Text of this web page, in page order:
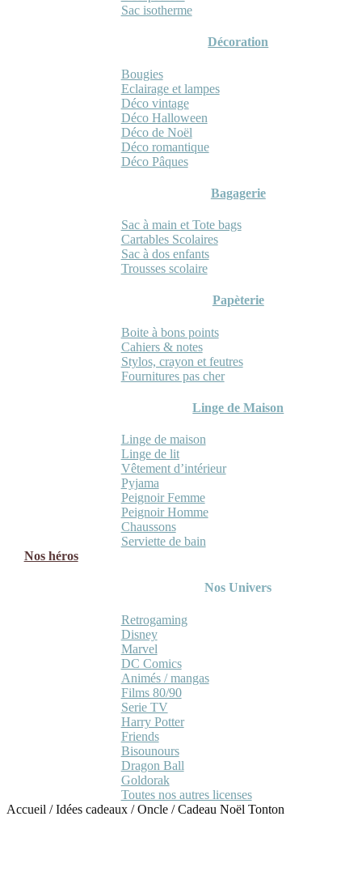
Sac isotherme
Décoration
Bougies
Eclairage et lampes
Déco vintage
Déco Halloween
Déco de Noël
Déco romantique
Déco Pâques
Bagagerie
Sac à main et Tote bags
Cartables Scolaires
Sac à dos enfants
Trousses scolaire
Papèterie
Boite à bons points
Cahiers & notes
Stylos, crayon et feutres
Fournitures pas cher
Linge de Maison
Linge de maison
Linge de lit
Vêtement d’intérieur
Pyjama
Peignoir Femme
Peignoir Homme
Chaussons
Serviette de bain
Nos héros
Nos Univers
Retrogaming
Disney
Marvel
DC Comics
Animés / mangas
Films 80/90
Serie TV
Harry Potter
Friends
Bisounours
Dragon Ball
Goldorak
Toutes nos autres licenses
Accueil /Idées cadeaux /Oncle /Cadeau Noël Tonton